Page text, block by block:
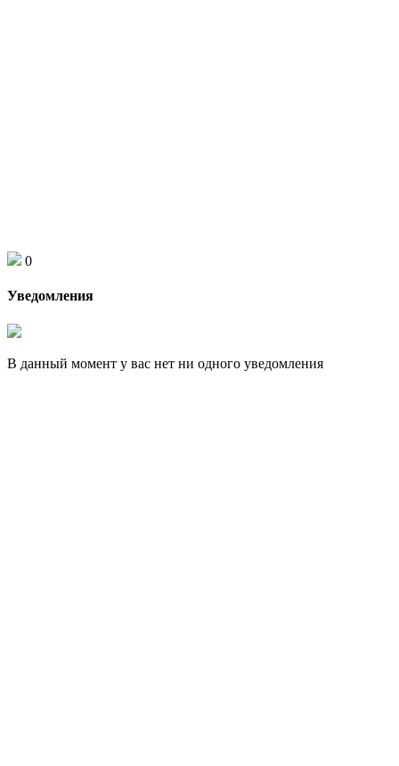
0
Уведомления
В данный момент у вас нет ни одного уведомления